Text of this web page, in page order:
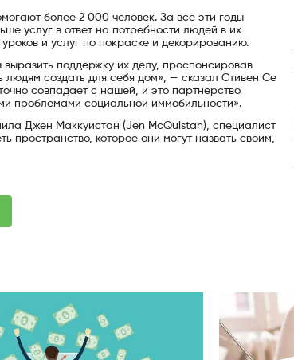
более 2 000 человек. За все эти годы
услуг в ответ на потребности людей в их
и услуг по покраске и декорированию.
поддержку их делу, проспонсировав
создать для себя дом», — сказал Стивен Се
совпадает с нашей, и это партнерство
проблемами социальной иммобильности».
Джен Маккуистан (Jen McQuistan), специалист
пространство, которое они могут назвать своим,